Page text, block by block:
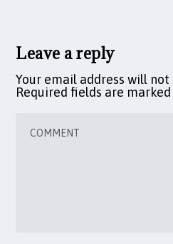
Leave a reply
Your email address will
Required fields are marked